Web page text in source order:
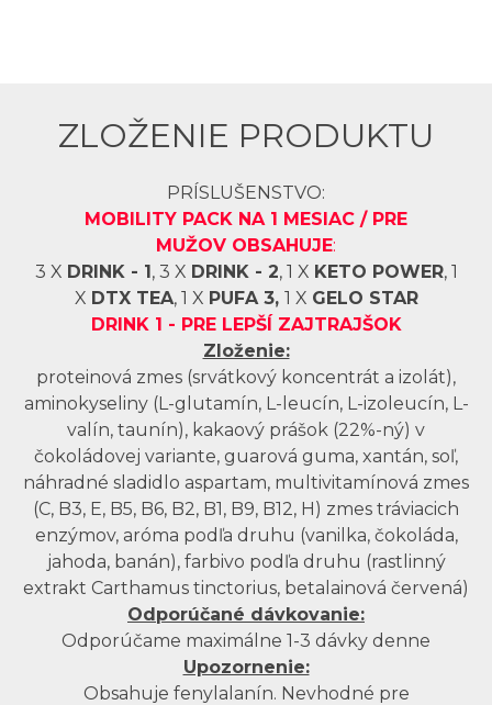
ZLOŽENIE PRODUKTU
PRÍSLUŠENSTVO:
MOBILITY PACK NA 1 MESIAC / PRE
MUŽOV OBSAHUJE:
3 X DRINK - 1, 3 X DRINK - 2, 1 X KETO POWER, 1
X DTX TEA, 1 X PUFA 3, 1 X GELO STAR
DRINK 1 - PRE LEPŠÍ ZAJTRAJŠOK
Zloženie:
proteinová zmes (srvátkový koncentrát a izolát),
aminokyseliny (L-glutamín, L-leucín, L-izoleucín, L-
valín, taunín), kakaový prášok (22%-ný) v
čokoládovej variante, guarová guma, xantán, soľ,
náhradné sladidlo aspartam, multivitamínová zmes
(C, B3, E, B5, B6, B2, B1, B9, B12, H) zmes tráviacich
enzýmov, aróma podľa druhu (vanilka, čokoláda,
jahoda, banán), farbivo podľa druhu (rastlinný
extrakt Carthamus tinctorius, betalainová červená)
Odporúčané dávkovanie:
Odporúčame maximálne 1-3 dávky denne
Upozornenie:
Obsahuje fenylalanín. Nevhodné pre